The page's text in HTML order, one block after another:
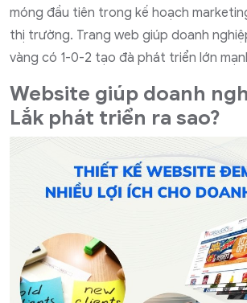
móng đầu tiên trong kế hoạch
thị trường. Trang web giúp doanh
vàng có 1-0-2 tạo đà phát triển lớn
Website giúp doanh
Lắk phát triển ra sao?